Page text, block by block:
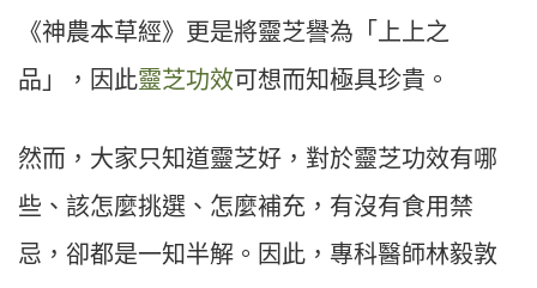
《神農本草經》更是將靈芝譽為「上上之
品」，因此靈芝功效可想而知極具珍貴。
然而，大家只知道靈芝好，對於靈芝功效有哪
些、該怎麼挑選、怎麼補充，有沒有食用禁
忌，卻都是一知半解。因此，專科醫師林毅敦